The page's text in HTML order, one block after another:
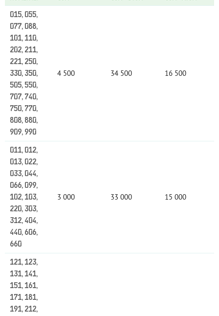
015, 055,
077, 088,
101, 110,
202, 211,
221, 250,
330, 350,
505, 550,
707, 740,
750, 770,
808, 880,
909, 990
4 500 34 500 16 500
011, 012,
013, 022,
033, 044,
066, 099,
102, 103,
220, 303,
312, 404,
440, 606,
660
3 000 33 000 15 000
121, 123,
131, 141,
151, 161,
171, 181,
191, 212,